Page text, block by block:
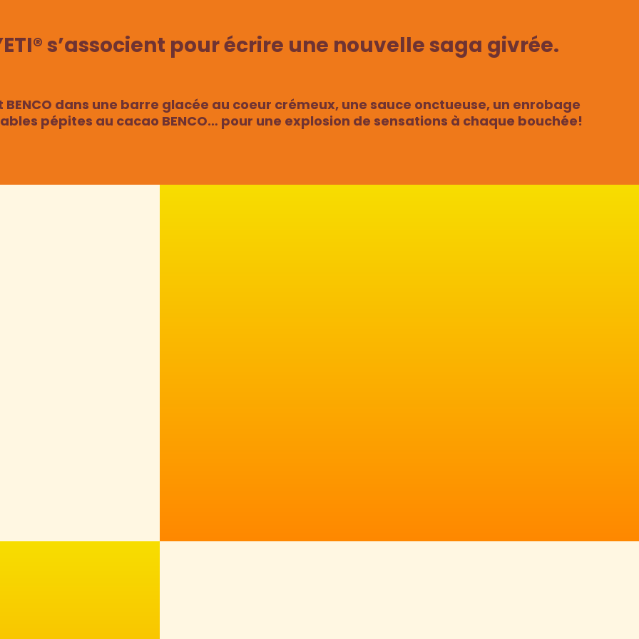
s’associent pour écrire une nouvelle saga givrée.
dans une barre glacée au coeur crémeux, une sauce onctueuse, un enrobage
pépites au cacao BENCO… pour une explosion de sensations à chaque bouchée!